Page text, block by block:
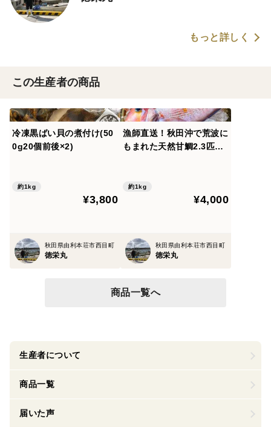
もっと詳しく
この生産者の商品
冷凍黒ばい貝の煮付け(50
0g20個前後×2)
約1kg
¥3,800
秋田県由利本荘市西目町
徳栄丸
漁師直送！秋田沖で荒波に
もまれた天然甘鯛2.3匹計1
約1kg
¥4,000
秋田県由利本荘市西目町
徳栄丸
商品一覧へ
生産者について
商品一覧
届いた声